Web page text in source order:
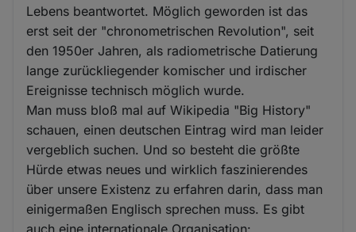
Lebens beantwortet. Möglich geworden ist das
erst seit der "chronometrischen Revolution", seit
den 1950er Jahren, als radiometrische Datierung
lange zurückliegender komischer und irdischer
Ereignisse technisch möglich wurde.
Man muss bloß mal auf Wikipedia "Big History"
schauen, einen deutschen Eintrag wird man leider
vergeblich suchen. Und so besteht die größte
Hürde etwas neues und wirklich faszinierendes
über unsere Existenz zu erfahren darin, dass man
einigermaßen Englisch sprechen muss. Es gibt
auch eine internationale Organisation: